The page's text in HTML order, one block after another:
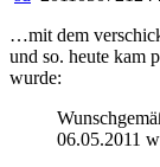
…mit dem
und so. heute kam
wurde:
06.05.2011